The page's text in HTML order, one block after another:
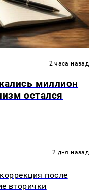
2 часа назад
миллион
остался
2 дня назад
после
вторички